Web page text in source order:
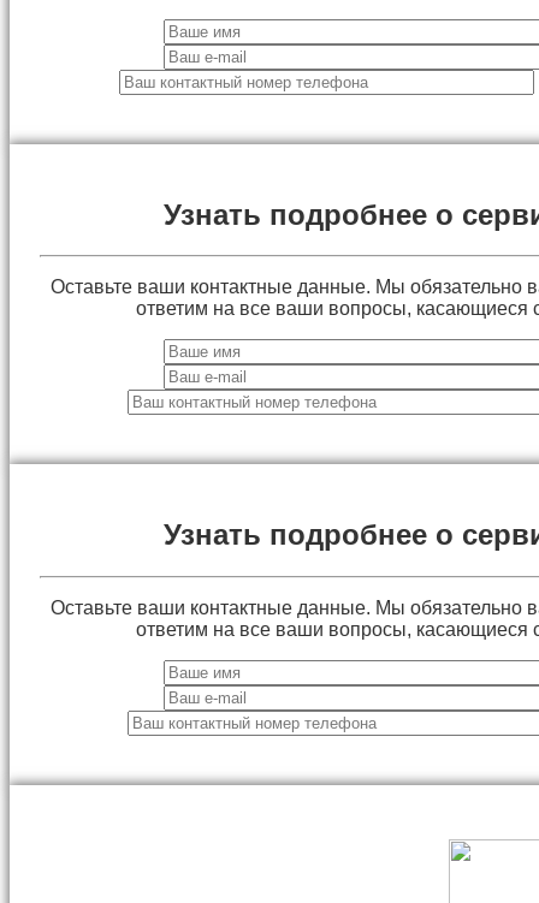
Узнать подробнее о
Оставьте ваши контактные данные. Мы обязательно
ответим на все ваши вопросы, касающиеся
Узнать подробнее о
Оставьте ваши контактные данные. Мы обязательно
ответим на все ваши вопросы, касающиеся